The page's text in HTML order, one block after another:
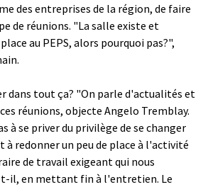
des entreprises de la région, de faire
de réunions. "La salle existe et
au PEPS, alors pourquoi pas?",
dans tout ça? "On parle d'actualités et
réunions, objecte Angelo Tremblay.
à se priver du privilège de se changer
à redonner un peu de place à l'activité
de travail exigeant qui nous
t-il, en mettant fin à l'entretien. Le